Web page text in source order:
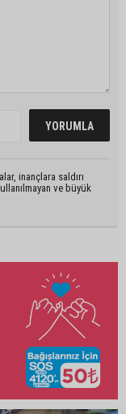
inançlara saldırı
ve büyük